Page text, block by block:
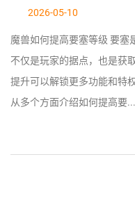
2026-05-10
魔兽如何提高要塞等级 要塞
不仅是玩家的据点，也是获
提升可以解锁更多功能和特
从多个方面介绍如何提高要...